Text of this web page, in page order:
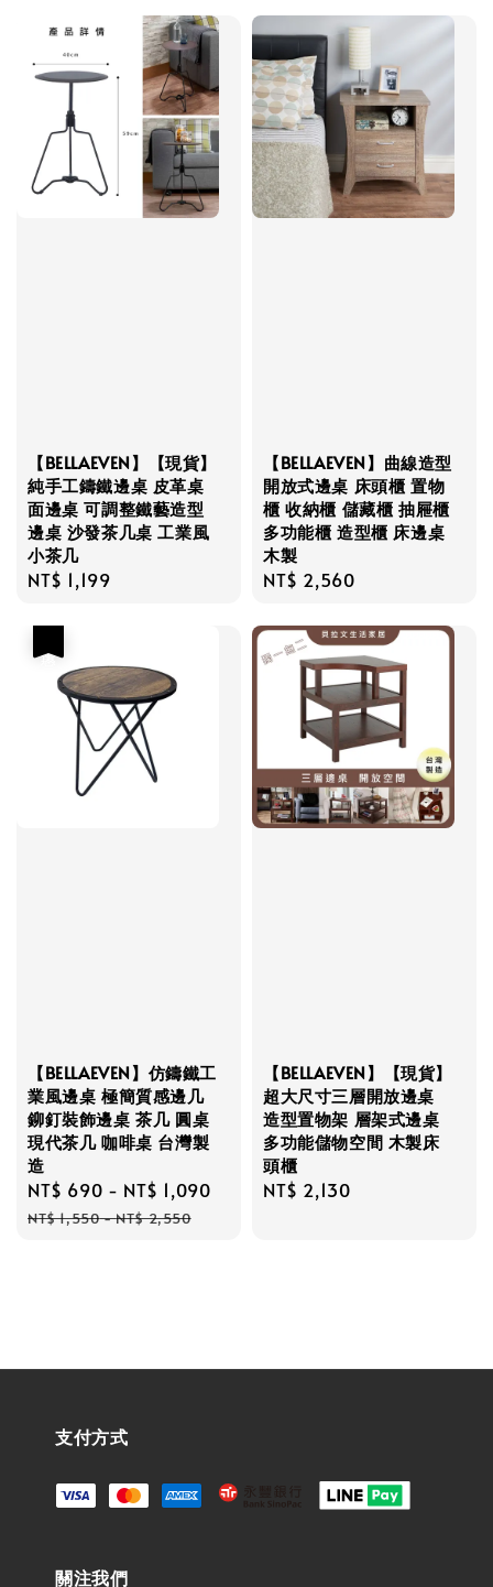
【BELLAEVEN】【現貨】
純手工鑄鐵邊桌 皮革桌
面邊桌 可調整鐵藝造型
邊桌 沙發茶几桌 工業風
小茶几
Regular
NT$ 1,199
【BELLAEVEN】曲線造型
開放式邊桌 床頭櫃 置物
櫃 收納櫃 儲藏櫃 抽屜櫃
多功能櫃 造型櫃 床邊桌
木製
Regular
NT$ 2,560
【BELLAEVEN】仿鑄鐵工
業風邊桌 極簡質感邊几
鉚釘裝飾邊桌 茶几 圓桌
現代茶几 咖啡桌 台灣製
造
Sale
price
NT$ 690 - NT$ 1,090
Regular
NT$ 1,550-NT$ 2,550
【BELLAEVEN】【現貨】
超大尺寸三層開放邊桌
造型置物架 層架式邊桌
多功能儲物空間 木製床
頭櫃
Regular
NT$ 2,130
支付方式
關注我們